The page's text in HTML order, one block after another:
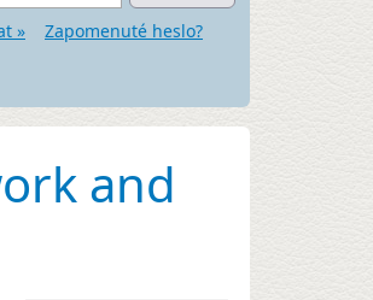
» Zapomenuté heslo?
and